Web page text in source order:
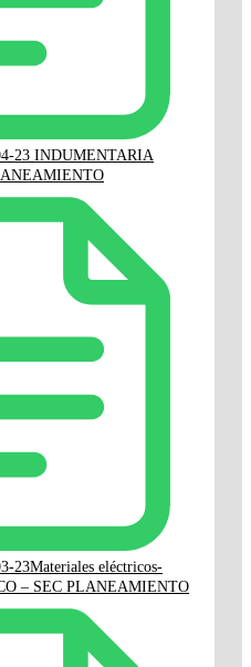
23 INDUMENTARIA
23Materiales eléctricos-
– SEC PLANEAMIENTO